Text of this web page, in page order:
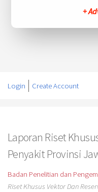
+
Login Create Account
Laporan Riset
Penyakit Provinsi
Badan Penelitian dan
Riset Khusus Vektor Dan